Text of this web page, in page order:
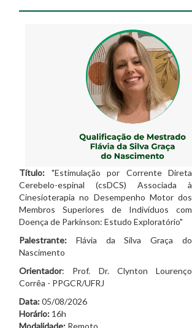
Título: "Estimulação por Corrente Direta
Cerebelo-espinal (csDCS) Associada à
Cinesioterapia no Desempenho Motor dos
Membros Superiores de Indivíduos com
Doença de Parkinson: Estudo Exploratório"
Palestrante: Flávia da Silva Graça do
Nascimento
Orientador: Prof. Dr. Clynton Lourenço
Corrêa - PPGCR/UFRJ
Data:05/08/2026
Horário: 16h
Modalidade: Remoto